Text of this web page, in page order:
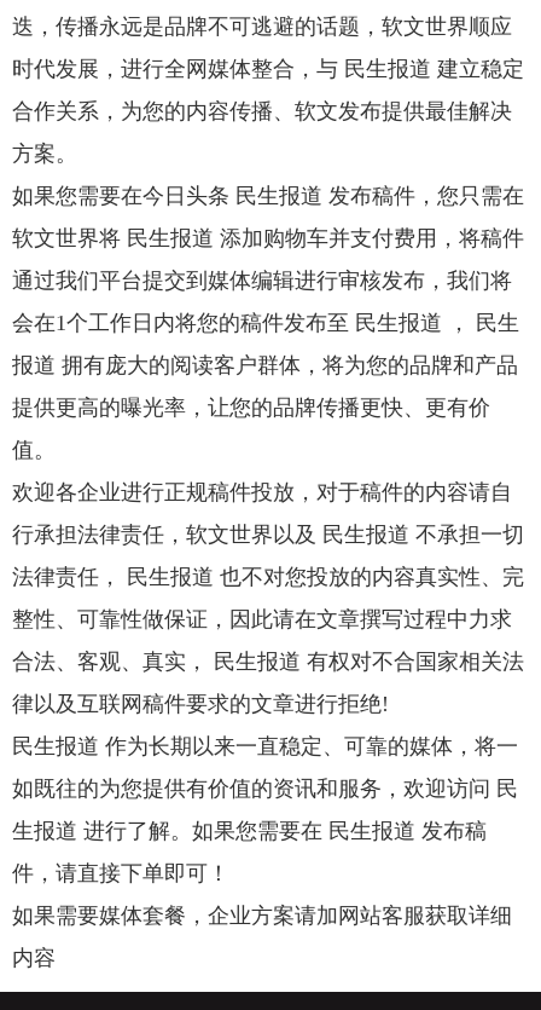
迭，传播永远是品牌不可逃避的话题，软文世界顺应
时代发展，进行全网媒体整合，与 民生报道 建立稳定
合作关系，为您的内容传播、软文发布提供最佳解决
方案。
如果您需要在今日头条 民生报道 发布稿件，您只需在
软文世界将 民生报道 添加购物车并支付费用，将稿件
通过我们平台提交到媒体编辑进行审核发布，我们将
会在1个工作日内将您的稿件发布至 民生报道 ， 民生
报道 拥有庞大的阅读客户群体，将为您的品牌和产品
提供更高的曝光率，让您的品牌传播更快、更有价
值。
欢迎各企业进行正规稿件投放，对于稿件的内容请自
行承担法律责任，软文世界以及 民生报道 不承担一切
法律责任， 民生报道 也不对您投放的内容真实性、完
整性、可靠性做保证，因此请在文章撰写过程中力求
合法、客观、真实， 民生报道 有权对不合国家相关法
律以及互联网稿件要求的文章进行拒绝!
民生报道 作为长期以来一直稳定、可靠的媒体，将一
如既往的为您提供有价值的资讯和服务，欢迎访问 民
生报道 进行了解。如果您需要在 民生报道 发布稿
件，请直接下单即可！
如果需要媒体套餐，企业方案请加网站客服获取详细
内容